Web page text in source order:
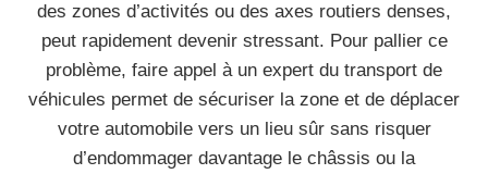
des zones d’activités ou des axes routiers denses,
peut rapidement devenir stressant. Pour pallier ce
problème, faire appel à un expert du transport de
véhicules permet de sécuriser la zone et de déplacer
votre automobile vers un lieu sûr sans risquer
d’endommager davantage le châssis ou la